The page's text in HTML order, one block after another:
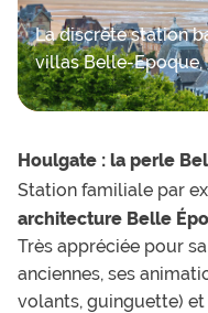
La discrète station
villas Belle-Epoque,
Houlgate : la perle
Station familiale par
architecture Belle
Très appréciée pour
anciennes, ses
volants, guinguette)